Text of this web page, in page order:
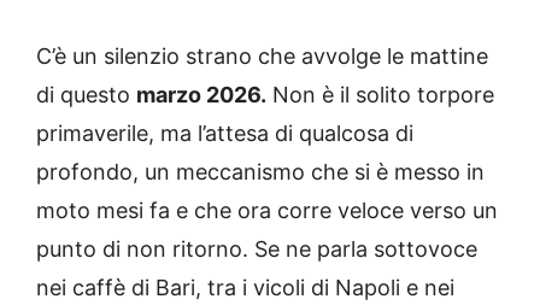
C’è un silenzio strano che avvolge le mattine
di questo marzo 2026. Non è il solito torpore
primaverile, ma l’attesa di qualcosa di
profondo, un meccanismo che si è messo in
moto mesi fa e che ora corre veloce verso un
punto di non ritorno. Se ne parla sottovoce
nei caffè di Bari, tra i vicoli di Napoli e nei